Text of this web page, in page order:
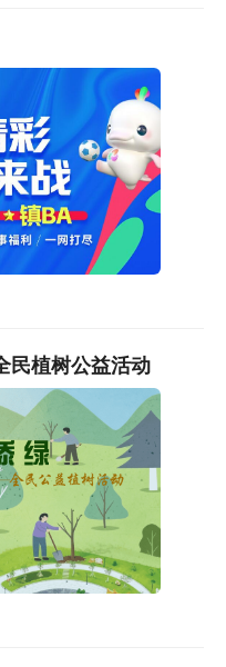
近期，广东个人消费者
间优化调整：实施时间
年7月24日，为东莞车主
”！最高每辆车可补贴
植树公益活动